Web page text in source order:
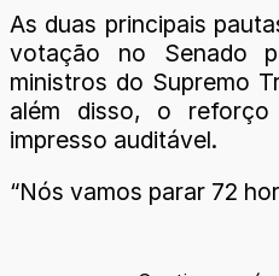
As duas principais
votação no Senado
ministros do Supremo
além disso, o
impresso auditável.
“Nós vamos parar 72